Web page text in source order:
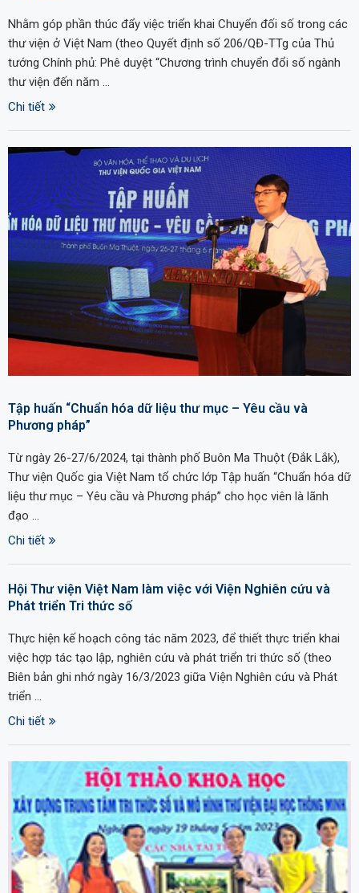
Nhằm góp phần thúc đẩy việc triển khai Chuyển đối số trong các
thư viện ở Việt Nam (theo Quyết định số 206/QĐ-TTg của Thủ
tướng Chính phủ: Phê duyệt “Chương trình chuyển đổi số ngành
thư viện đến năm …
Chi tiết
Tập huấn “Chuẩn hóa dữ liệu thư mục – Yêu cầu và
Phương pháp”
Từ ngày 26-27/6/2024, tại thành phố Buôn Ma Thuột (Đắk Lắk),
Thư viện Quốc gia Việt Nam tổ chức lớp Tập huấn “Chuẩn hóa dữ
liệu thư mục – Yêu cầu và Phương pháp” cho học viên là lãnh
đạo …
Chi tiết
Hội Thư viện Việt Nam làm việc với Viện Nghiên cứu và
Phát triển Tri thức số
Thực hiện kế hoạch công tác năm 2023, để thiết thực triển khai
việc hợp tác tạo lập, nghiên cứu và phát triển tri thức số (theo
Biên bản ghi nhớ ngày 16/3/2023 giữa Viện Nghiên cứu và Phát
triển …
Chi tiết